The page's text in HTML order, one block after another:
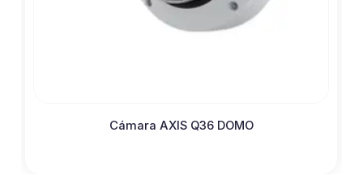
Cámara AXIS Q36 DOMO